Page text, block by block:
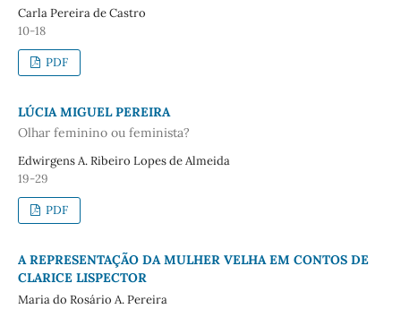
Carla Pereira de Castro
10-18
PDF
LÚCIA MIGUEL PEREIRA
Olhar feminino ou feminista?
Edwirgens A. Ribeiro Lopes de Almeida
19-29
PDF
A REPRESENTAÇÃO DA MULHER VELHA EM CONTOS DE
CLARICE LISPECTOR
Maria do Rosário A. Pereira